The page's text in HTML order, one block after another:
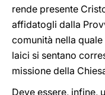
rende presente
affidatogli dalla
comunità nella
laici si sentano
missione della
Deve essere, infine,